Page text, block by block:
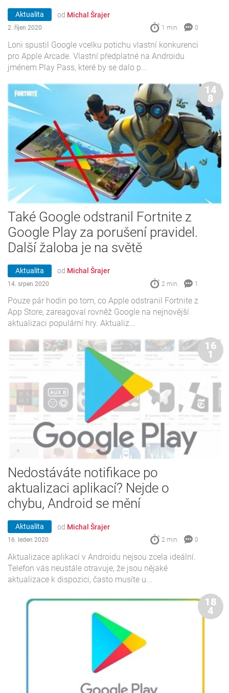
Aktualita od Michal Šrajer
2. říjen 2020 1 min. 0
Loni spustil Google vcelku potichu vlastní konkurenci
pro Apple Arcade. Vlastní předplatné na Androidu
jménem Play Pass, které by se dalo p...
Také Google odstranil Fortnite z
Google Play za porušení pravidel.
Další žaloba je na světě
Aktualita od Michal Šrajer
14. srpen 2020 2 min. 1
Pouze pár hodin po tom, co Apple odstranil Fortnite z
App Store, zareagoval rovněž Google na nejnovější
aktualizaci populární hry. Aktualiz...
14
8
Nedostáváte notifikace po
aktualizaci aplikací? Nejde o
chybu, Android se mění
Aktualita od Michal Šrajer
16. leden 2020 2 min. 0
Aktualizace aplikací v Androidu nejsou zcela ideální.
Telefon vás neustále otravuje, že jsou nějaké
aktualizace k dispozici, často musíte u...
16
1
18
4